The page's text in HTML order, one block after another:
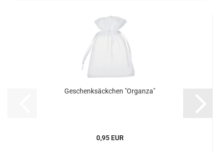
Geschenksäckchen "Organza"
0,95 EUR